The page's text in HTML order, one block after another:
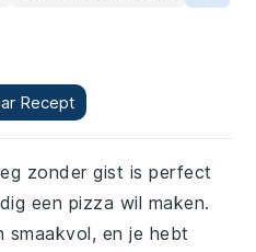
Recept
zonder gist is perfect
een pizza wil maken.
smaakvol, en je hebt